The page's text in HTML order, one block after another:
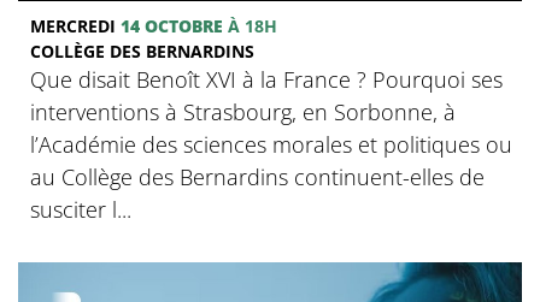
MERCREDI 14 OCTOBRE À 18H
COLLÈGE DES BERNARDINS
Que disait Benoît XVI à la France ? Pourquoi ses
interventions à Strasbourg, en Sorbonne, à
l’Académie des sciences morales et politiques ou
au Collège des Bernardins continuent-elles de
susciter l...